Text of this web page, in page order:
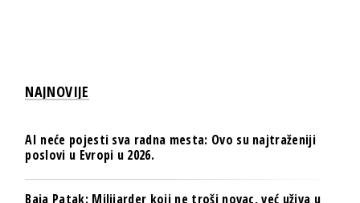
NAJNOVIJE
AI neće pojesti sva radna mesta: Ovo su najtraženiji
poslovi u Evropi u 2026.
Baja Patak: Milijarder koji ne troši novac, već uživa u